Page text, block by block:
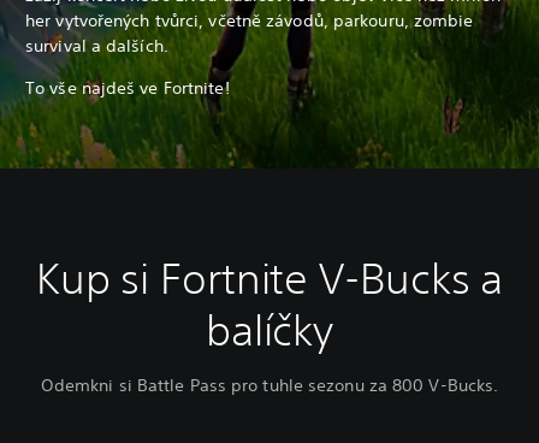
her vytvořených tvůrci, včetně závodů, parkouru, zombie
survival a dalších.
To vše najdeš ve Fortnite!
Kup si Fortnite V-Bucks a
balíčky
Odemkni si Battle Pass pro tuhle sezonu za 800 V-Bucks.